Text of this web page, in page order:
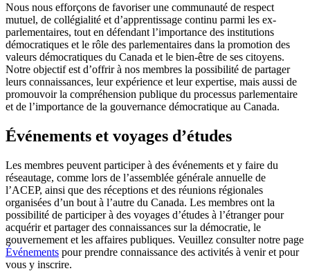
Nous nous efforçons de favoriser une communauté de respect
mutuel, de collégialité et d’apprentissage continu parmi les ex-
parlementaires, tout en défendant l’importance des institutions
démocratiques et le rôle des parlementaires dans la promotion des
valeurs démocratiques du Canada et le bien-être de ses citoyens.
Notre objectif est d’offrir à nos membres la possibilité de partager
leurs connaissances, leur expérience et leur expertise, mais aussi de
promouvoir la compréhension publique du processus parlementaire
et de l’importance de la gouvernance démocratique au Canada.
Événements et voyages d’études
Les membres peuvent participer à des événements et y faire du
réseautage, comme lors de l’assemblée générale annuelle de
l’ACEP, ainsi que des réceptions et des réunions régionales
organisées d’un bout à l’autre du Canada. Les membres ont la
possibilité de participer à des voyages d’études à l’étranger pour
acquérir et partager des connaissances sur la démocratie, le
gouvernement et les affaires publiques. Veuillez consulter notre page
Événements pour prendre connaissance des activités à venir et pour
vous y inscrire.